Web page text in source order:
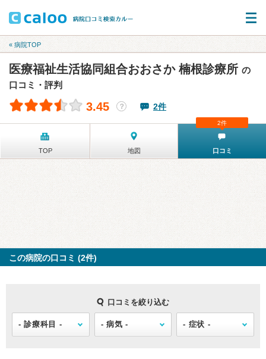
« 病院TOP
医療福祉生活協同組合おおさか 楠根診療所 の
口コミ・評判
3.45 ？ 2件
TOP 地図 口コミ
2件
この病院の口コミ (2件)
口コミを絞り込む